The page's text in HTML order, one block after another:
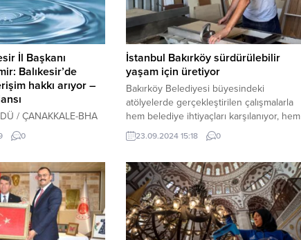
İl Başkanı
Balıkesir’de
hakkı arıyor –
/ ÇANAKKALE-BHA
Başkanı Mehmet
öğrenci
öğrencilerine destek
çözüm olmak
açıklamalarda
açıklamasında
Çağış
0
İstanbul Bakırköy sürdürülebilir
yaşam için üretiyor
Bakırköy Belediyesi büyesindeki
atölyelerde gerçekleştirilen çalışmalarla
hem belediye ihtiyaçları karşılanıyor, hem
de kamu alanlarında kullanılan eşyalar
onarılıp üretilerek tasarruf sağlanıyor.
yaşam için çalışmalarına devam eden
Bakırköy Belediyesi’nin ustalarından
çıkan ürünler üretime ve geri dönüşüme
katkı sağlıyor. Destek Hizmetleri
Müdürlüğü’nün marangoz atölyesinde
23.09.2024 15:18 0